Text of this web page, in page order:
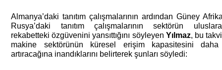
Almanya’daki tanıtım çalışmalarının ardından Güney
Rusya’daki tanıtım çalışmalarının sektörün
rekabetteki özgüvenini yansıttığını söyleyen Yılmaz, bu
makine sektörünün küresel erişim kapasitesini
artıracağına inandıklarını belirterek şunları söyledi: